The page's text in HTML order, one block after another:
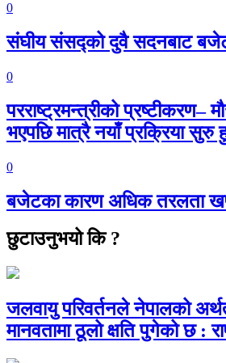
0
संघीय संसद्को दुवै सदनबाट बजेट
0
परराष्ट्रमन्त्रीको प्रष्टीकरण–
भएपछि मात्रै नयाँ प्रक्रिया सुरु
0
बजेटका कारण अधिक तरलता
छुटाउनुभयो कि ?
जलवायु परिवर्तनले नेपालको
मानवतामा ठूलो क्षति पुगेको छ :